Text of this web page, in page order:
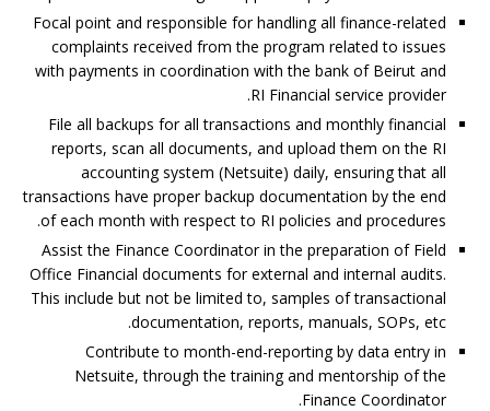
Focal point and responsible for handling all finance-related
complaints received from the program related to issues
with payments in coordination with the bank of Beirut and
RI Financial service provider.
File all backups for all transactions and monthly financial
reports, scan all documents, and upload them on the RI
accounting system (Netsuite) daily, ensuring that all
transactions have proper backup documentation by the end
of each month with respect to RI policies and procedures.
Assist the Finance Coordinator in the preparation of Field
Office Financial documents for external and internal audits.
This include but not be limited to, samples of transactional
documentation, reports, manuals, SOPs, etc.
Contribute to month-end-reporting by data entry in
Netsuite, through the training and mentorship of the
Finance Coordinator.